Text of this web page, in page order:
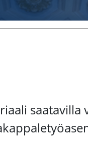
saatavilla